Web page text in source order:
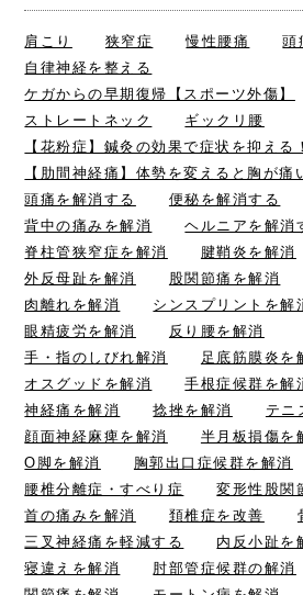
肩こり 狭窄症 慢性腰痛 頭
自律神経を整える
ケガからの早期復帰【スポーツ外傷】
ストレートネック
ギックリ腰
【花粉症】鍼灸の効果で症状を抑える！
【肋間神経痛】体勢を変えると胸が痛
頭痛を解消する
便秘を解消する
背中の痛みを解消
ヘルニアを解消
脊柱管狭窄症を解消
腱鞘炎を解消
外反母趾を解消
股関節痛を解消
肉離れを解消
シンスプリントを解
眼精疲労を解消
反り腰を解消
手・指のしびれ解消
足底筋膜炎を
オスグッドを解消
手根症候群を解
神経痛を解消
捻挫を解消
テニ
顔面神経麻痺を解消
半月板損傷を
O脚を解消
胸郭出口症候群を解消
腰椎分離症・すべり症
変形性股関
首の痛みを解消
頚椎症を改善
三叉神経痛を軽減する
内反小趾を
寝違えを解消
肘部管症候群の解消